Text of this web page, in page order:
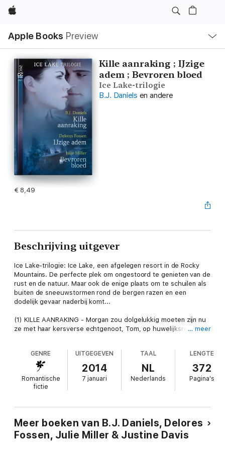
Apple
Apple Books Preview
lokaal
navigatiemenu
Kille aanraking ; IJzige
adem ; Bevroren bloed
Ice Lake-trilogie
B.J. Daniels en andere
€ 8,49
Beschrijving uitgever
Ice Lake-trilogie: Ice Lake, een afgelegen resort in de Rocky
Mountains. De perfecte plek om ongestoord te genieten van de
rust en de natuur. Maar ook de enige plaats om te schuilen als
buiten de sneeuwstormen rond de bergen razen en een
dodelijk gevaar naderbij komt...
(1) KILLE AANRAKING - Morgan zou dolgelukkig moeten zijn nu
ze met haar kersverse echtgenoot, Tom, op huwelijksreis is.
heeft gewaarschuwd voor Tom. Want wat weet ze eigenlijk van
haar man, die ze nog maar net kent en die, hoe diep Luke ook
graaft, geen verleden lijkt te hebben?
(2) IJZIGE ADEM - Na een confrontatie met een
man die ze had verwacht voor haar neus: Alex McCade, haar
voormalige geliefde. Hij heeft sterke aanwijzingen dat de
moordenaar haar is gevolgd en wil haar zo snel mogelijk in
… meer
GENRE
Romantische
fictie
UITGEGEVEN
2014
7 januari
TAAL
NL
Nederlands
LENGTE
372
Pagina's
Meer boeken van B.J. Daniels, Delores
Fossen, Julie Miller & Justine Davis